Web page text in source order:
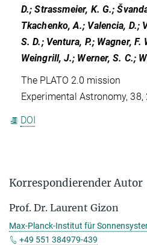
D.; Strassmeier, K. G.;
Tkachenko, A.; Valencia, D.;
S. D.; Ventura, P.; Wagner,
Weingrill, J.; Werner, S. C.;
The PLATO 2.0 mission
Experimental Astronomy,
DOI
Korrespondierender Autor
Prof. Dr. Laurent Gizon
Max-Planck-Institut für
+49 551 384979-439